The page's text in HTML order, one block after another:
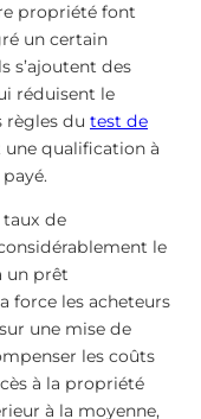
propriété font
un certain
s’ajoutent des
réduisent le
règles du test de
qualification à
taux de
le
un prêt
force les acheteurs
une mise de
les coûts
à la propriété
à la moyenne,